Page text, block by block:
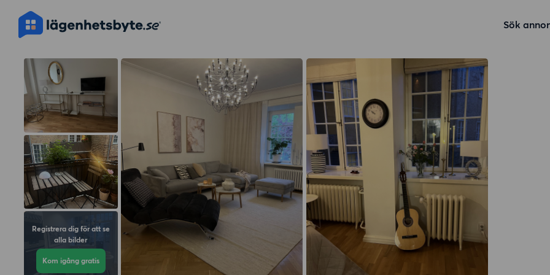
Sök
Registrera dig för att se
alla bilder
Kom igång gratis